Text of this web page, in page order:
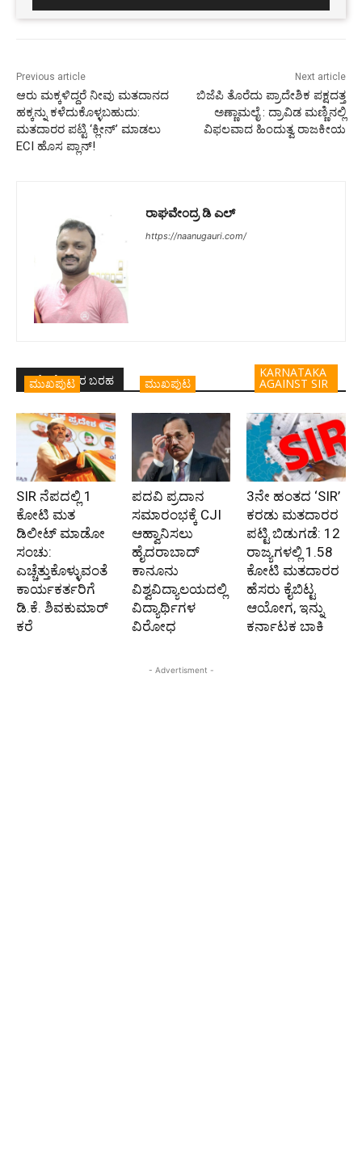
Previous article
ಆರು ಮಕ್ಕಳಿದ್ದರೆ ನೀವು ಮತದಾನದ
ಹಕ್ಕನ್ನು ಕಳೆದುಕೊಳ್ಳಬಹುದು:
ಮತದಾರರ ಪಟ್ಟಿ ‘ಕ್ಲೀನ್’ ಮಾಡಲು
ECI ಹೊಸ ಪ್ಲಾನ್!
Next article
ಬಿಜೆಪಿ ತೊರೆದು ಪ್ರಾದೇಶಿಕ ಪಕ್ಷದತ್ತ
ಅಣ್ಣಾಮಲೈ : ದ್ರಾವಿಡ ಮಣ್ಣಿನಲ್ಲಿ
ವಿಫಲವಾದ ಹಿಂದುತ್ವ ರಾಜಕೀಯ
ರಾಘವೇಂದ್ರ ಡಿ ಎಲ್
https://naanugauri.com/
ಇದೇ ಲೇಖಕರ ಬರಹ
ಮುಖಪುಟ
SIR ನೆಪದಲ್ಲಿ 1
ಕೋಟಿ ಮತ
ಡಿಲೀಟ್ ಮಾಡೋ
ಸಂಚು:
ಎಚ್ಚೆತ್ತುಕೊಳ್ಳುವಂತೆ
ಕಾರ್ಯಕರ್ತರಿಗೆ
ಡಿ.ಕೆ. ಶಿವಕುಮಾರ್
ಕರೆ
ಮುಖಪುಟ
ಪದವಿ ಪ್ರದಾನ
ಸಮಾರಂಭಕ್ಕೆ CJI
ಆಹ್ವಾನಿಸಲು
ಹೈದರಾಬಾದ್
ಕಾನೂನು
ವಿಶ್ವವಿದ್ಯಾಲಯದಲ್ಲಿ
ವಿದ್ಯಾರ್ಥಿಗಳ
ವಿರೋಧ
KARNATAKA
AGAINST SIR
3ನೇ ಹಂತದ ‘SIR’
ಕರಡು ಮತದಾರರ
ಪಟ್ಟಿ ಬಿಡುಗಡೆ: 12
ರಾಜ್ಯಗಳಲ್ಲಿ 1.58
ಕೋಟಿ ಮತದಾರರ
ಹೆಸರು ಕೈಬಿಟ್ಟ
ಆಯೋಗ, ಇನ್ನು
ಕರ್ನಾಟಕ ಬಾಕಿ
- Advertisment -